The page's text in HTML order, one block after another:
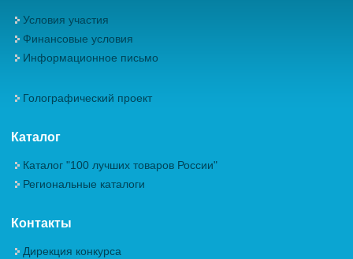
Условия участия
Финансовые условия
Информационное письмо
Голографический проект
Каталог
Каталог "100 лучших товаров России"
Региональные каталоги
Контакты
Дирекция конкурса